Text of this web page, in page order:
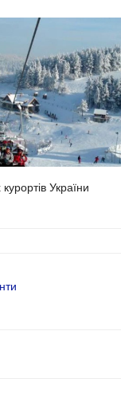
України